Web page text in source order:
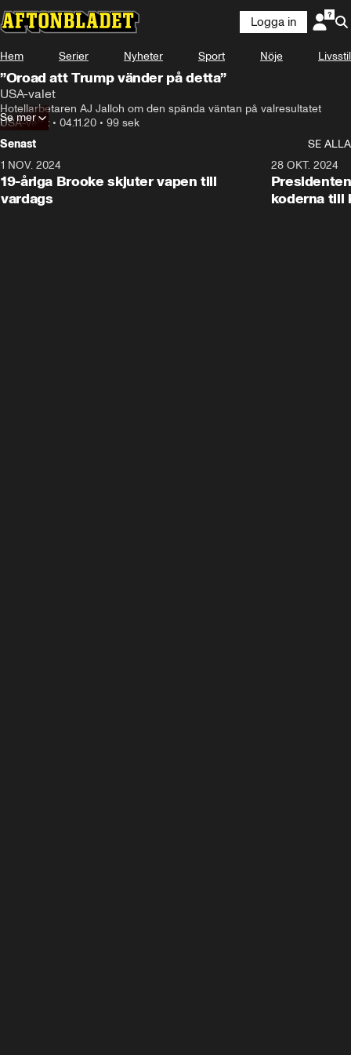
Logga in
Hem Serier Nyheter Sport Nöje Livsstil
”Oroad att Trump vänder på detta”
USA-valet
Hotellarbetaren AJ Jalloh om den spända väntan på valresultatet
USA-valet • 04.11.20 • 99 sek
Se mer
Senast
SE ALLA
1 NOV. 2024
19-åriga Brooke skjuter vapen till
vardags
28 OKT. 2024
koderna till